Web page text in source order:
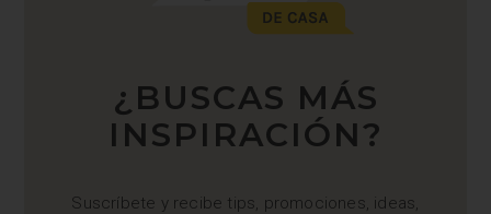
¿BUSCAS MÁS
INSPIRACIÓN?
Suscríbete y recibe tips, promociones, ideas,